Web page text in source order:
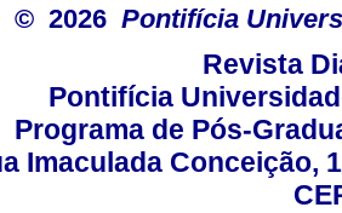
© 2026 Pontifícia
Revista
Pontifícia
Programa de Pós-
Imaculada Conceição,